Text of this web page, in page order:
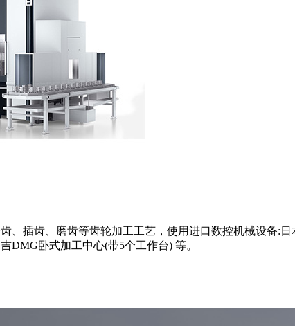
、插齿、磨齿等齿轮加工工艺，使用进口数控机械设备:
DMG卧式加工中心(带5个工作台) 等。